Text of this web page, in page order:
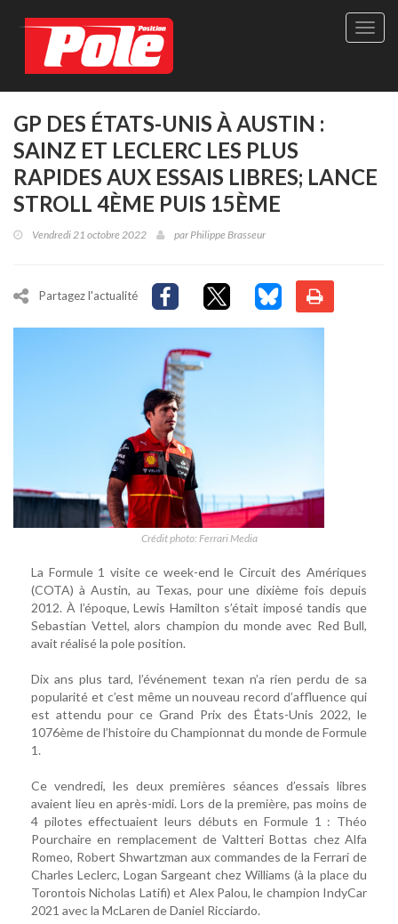
Site
seul
GP DES ÉTATS-UNIS À AUSTIN :
SAINZ ET LECLERC LES PLUS
RAPIDES AUX ESSAIS LIBRES; LANCE
STROLL 4ÈME PUIS 15ÈME
Vendredi 21 octobre 2022 parPhilippe Brasseur
Partagez l'actualité
Crédit photo: Ferrari Media
La Formule 1 visite ce week-end le Circuit des Amériques
(COTA) à Austin, au Texas, pour une dixième fois depuis
2012. À l’époque, Lewis Hamilton s’était imposé tandis que
Sebastian Vettel, alors champion du monde avec Red Bull,
avait réalisé la pole position.
Dix ans plus tard, l’événement texan n’a rien perdu de sa
popularité et c’est même un nouveau record d’affluence qui
est attendu pour ce Grand Prix des États-Unis 2022, le
1076ème de l’histoire du Championnat du monde de Formule
1.
Ce vendredi, les deux premières séances d’essais libres
avaient lieu en après-midi. Lors de la première, pas moins de
4 pilotes effectuaient leurs débuts en Formule 1 : Théo
Pourchaire en remplacement de Valtteri Bottas chez Alfa
Romeo, Robert Shwartzman aux commandes de la Ferrari de
Charles Leclerc, Logan Sargeant chez Williams (à la place du
Torontois Nicholas Latifi) et Alex Palou, le champion IndyCar
2021 avec la McLaren de Daniel Ricciardo.